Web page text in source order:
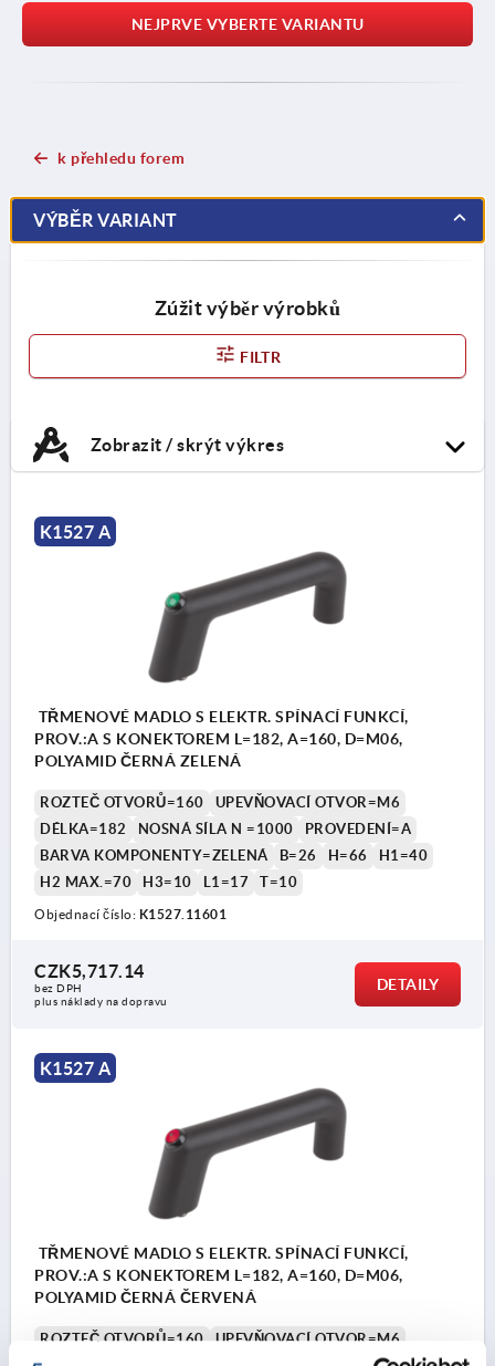
NEJPRVE VYBERTE VARIANTU
k přehledu forem
VÝBĚR VARIANT
Zúžit výběr výrobků
FILTR
Zobrazit / skrýt výkres
K1527 A
TŘMENOVÉ MADLO S ELEKTR. SPÍNACÍ FUNKCÍ,
PROV.:A S KONEKTOREM L=182, A=160, D=M06,
POLYAMID ČERNÁ ZELENÁ
ROZTEČ OTVORŮ=160
UPEVŇOVACÍ OTVOR=M6
DÉLKA=182
NOSNÁ SÍLA N =1000
PROVEDENÍ=A
BARVA KOMPONENTY=ZELENÁ
B=26 H=66
H1=40
H2 MAX.=70
H3=10 L1=17 T=10
Objednací číslo: K1527.11601
CZK5,717.14
bez DPH
plus náklady na dopravu
DETAILY
K1527 A
TŘMENOVÉ MADLO S ELEKTR. SPÍNACÍ FUNKCÍ,
PROV.:A S KONEKTOREM L=182, A=160, D=M06,
POLYAMID ČERNÁ ČERVENÁ
ROZTEČ OTVORŮ=160
UPEVŇOVACÍ OTVOR=M6